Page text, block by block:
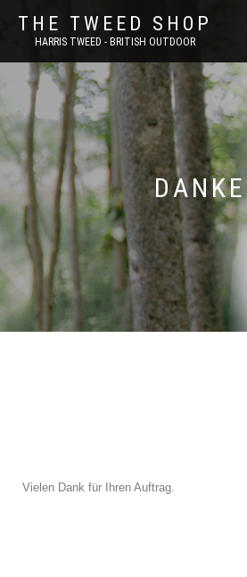
THE TWEED SHOP
HARRIS TWEED - BRITISH OUTDOOR
DANKE
Vielen Dank für Ihren Auftrag.